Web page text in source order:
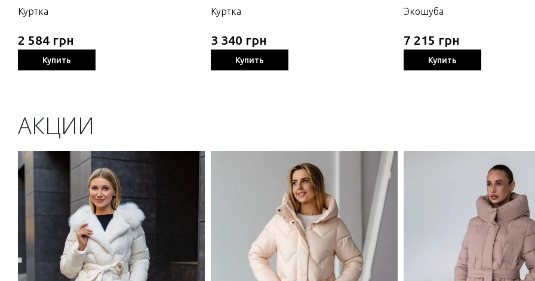
Куртка
2 584 грн
Купить
Куртка
3 340 грн
Купить
Экошуба
7 215 грн
Купить
АКЦИИ